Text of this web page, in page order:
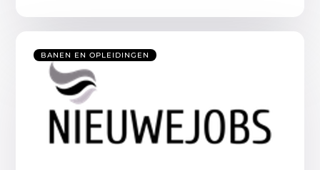
BANEN EN OPLEIDINGEN